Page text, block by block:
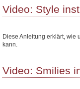
Video: Style
Diese Anleitung erklärt, wie
kann.
Video: Smilies